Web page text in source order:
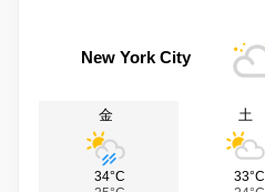
New York City
金
34°C
土
33°C